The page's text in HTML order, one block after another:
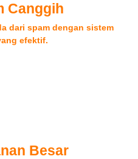
Canggih
dari spam dengan sistem
efektif.
Besar